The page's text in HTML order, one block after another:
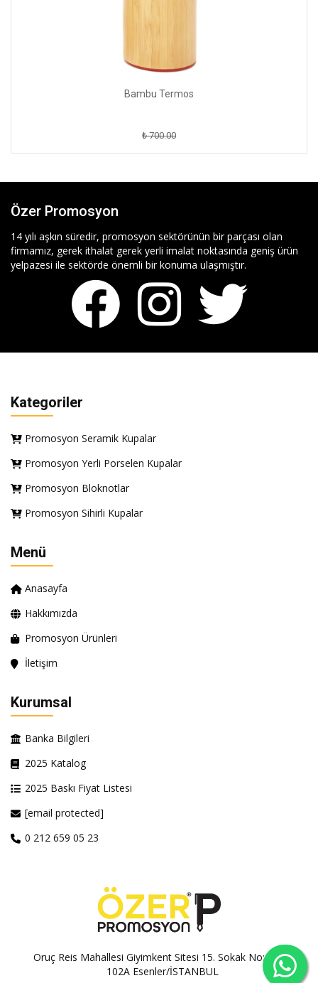
Bambu Termos
₺ 700.00
Özer Promosyon
14 yılı aşkın süredir, promosyon sektörünün bir parçası olan
firmamız, gerek ithalat gerek yerli imalat noktasında geniş ürün
yelpazesi ile sektörde önemli bir konuma ulaşmıştır.
Kategoriler
Promosyon Seramik Kupalar
Promosyon Yerli Porselen Kupalar
Promosyon Bloknotlar
Promosyon Sihirli Kupalar
Menü
Anasayfa
Hakkımızda
Promosyon Ürünleri
İletişim
Kurumsal
Banka Bilgileri
2025 Katalog
2025 Baskı Fiyat Listesi
[email protected]
0 212 659 05 23
Oruç Reis Mahallesi Giyimkent Sitesi 15. Sokak No:100A-
102A Esenler/İSTANBUL